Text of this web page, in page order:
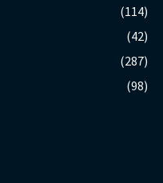
(114)
(42)
(287)
(98)